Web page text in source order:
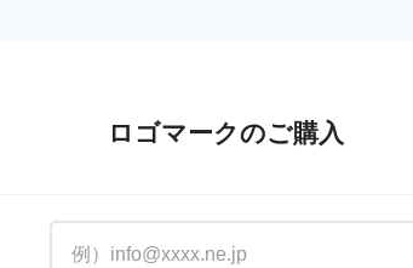
ロゴマークのご購入